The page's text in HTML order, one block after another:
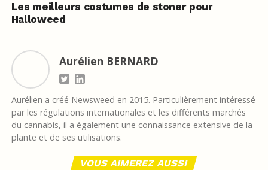
Les meilleurs costumes de stoner pour
Halloweed
Aurélien BERNARD
Aurélien a créé Newsweed en 2015. Particulièrement intéressé
par les régulations internationales et les différents marchés
du cannabis, il a également une connaissance extensive de la
plante et de ses utilisations.
VOUS AIMEREZ AUSSI